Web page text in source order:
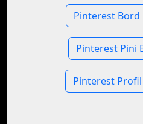
Pinterest
Pinterest Pini
Pinterest